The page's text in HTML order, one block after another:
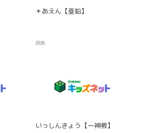
＊あえん【亜鉛】
辞典
いっしんきょう【一神教】